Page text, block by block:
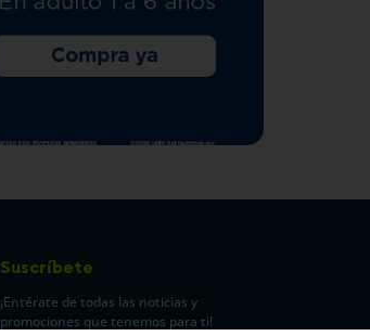
Suscríbete
¡Entérate de todas las noticias y
promociones que tenemos para ti!